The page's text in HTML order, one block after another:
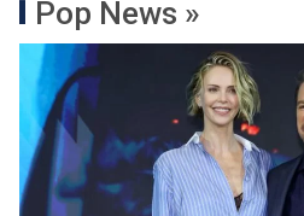
Pop News »